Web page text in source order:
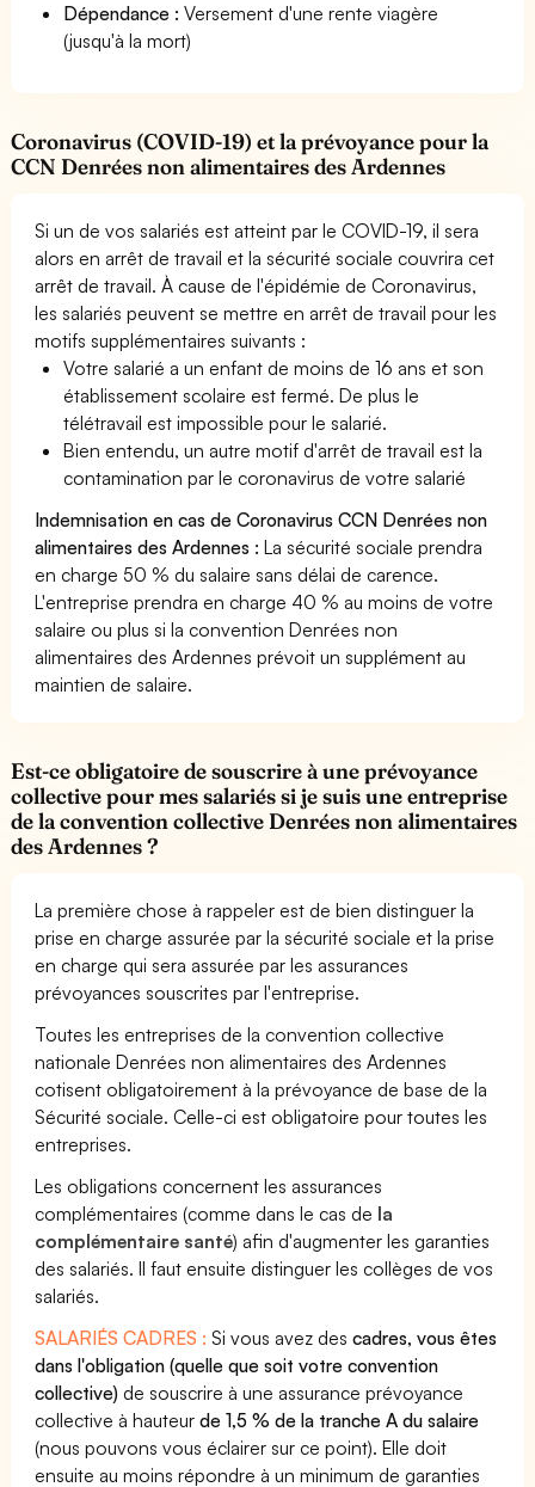
Dépendance : Versement d'une rente viagère
(jusqu'à la mort)
Coronavirus (COVID-19) et la prévoyance pour la
CCN Denrées non alimentaires des Ardennes
Si un de vos salariés est atteint par le COVID-19, il sera
alors en arrêt de travail et la sécurité sociale couvrira cet
arrêt de travail. À cause de l'épidémie de Coronavirus,
les salariés peuvent se mettre en arrêt de travail pour les
motifs supplémentaires suivants :
Votre salarié a un enfant de moins de 16 ans et son
établissement scolaire est fermé. De plus le
télétravail est impossible pour le salarié.
Bien entendu, un autre motif d'arrêt de travail est la
contamination par le coronavirus de votre salarié
Indemnisation en cas de Coronavirus CCN Denrées non
alimentaires des Ardennes : La sécurité sociale prendra
en charge 50 % du salaire sans délai de carence.
L'entreprise prendra en charge 40 % au moins de votre
salaire ou plus si la convention Denrées non
alimentaires des Ardennes prévoit un supplément au
maintien de salaire.
Est-ce obligatoire de souscrire à une prévoyance
collective pour mes salariés si je suis une entreprise
de la convention collective Denrées non alimentaires
des Ardennes ?
La première chose à rappeler est de bien distinguer la
prise en charge assurée par la sécurité sociale et la prise
en charge qui sera assurée par les assurances
prévoyances souscrites par l'entreprise.
Toutes les entreprises de la convention collective
nationale Denrées non alimentaires des Ardennes
cotisent obligatoirement à la prévoyance de base de la
Sécurité sociale. Celle-ci est obligatoire pour toutes les
entreprises.
Les obligations concernent les assurances
complémentaires (comme dans le cas de la
complémentaire santé) afin d'augmenter les garanties
des salariés. Il faut ensuite distinguer les collèges de vos
salariés.
SALARIÉS CADRES : Si vous avez descadres, vous êtes
dans l'obligation (quelle que soit votre convention
collective) de souscrire à une assurance prévoyance
collective à hauteurde 1,5 % de la tranche A du salaire
(nous pouvons vous éclairer sur ce point). Elle doit
ensuite au moins répondre à un minimum de garanties